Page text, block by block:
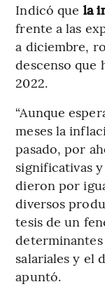
Indicó que la
frente a las
a diciembre,
descenso que
2022.
“Aunque
meses la
pasado, por
significativas
dieron por
diversos
tesis de un
salariales y el
apuntó.